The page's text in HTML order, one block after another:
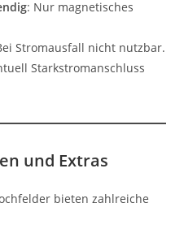
: Nur magnetisches
Stromausfall nicht nutzbar.
Starkstromanschluss
und Extras
bieten zahlreiche